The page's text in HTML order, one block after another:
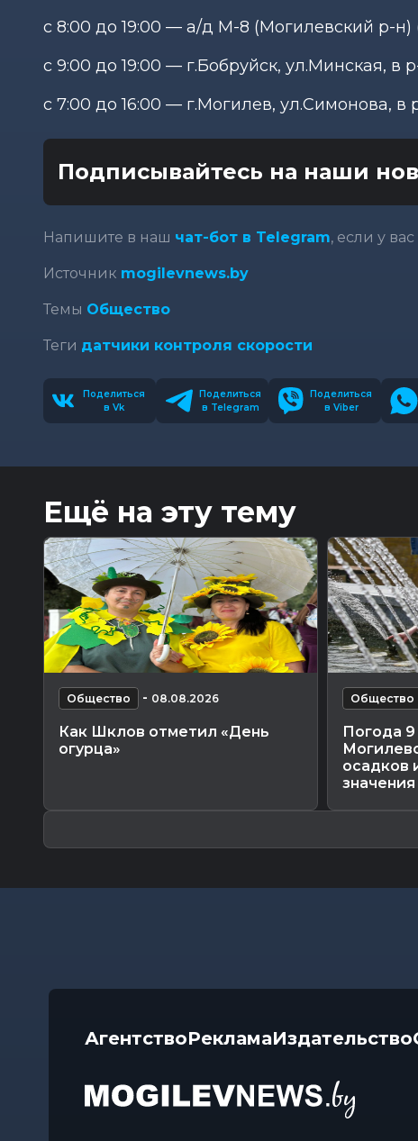
с 8:00 до 19:00 — а/д М-8 (Могилевский р-н)
с 9:00 до 19:00 — г.Бобруйск, ул.Минская, в
с 7:00 до 16:00 — г.Могилев, ул.Симонова, в
Подписывайтесь на наши
Напишите в наш чат-бот в Telegram, если у
Источник mogilevnews.by
Темы Общество
Теги датчики контроля скорости
Поделиться
в Vk
Поделиться
в Telegram
Поделиться
в Viber
Ещё на эту тему
Общество - 08.08.2026
Как Шклов отметил «День
огурца»
Общество
Погода 9
осадков
значения
АгентствоРекламаИздательство